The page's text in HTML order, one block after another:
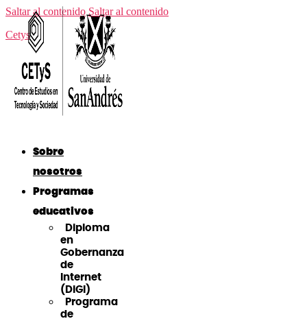
Saltar al contenido Saltar al contenido
Cetys
Sobre
nosotros
Programas
educativos
Diploma
en
Gobernanza
de
Internet
(DiGI)
Programa
de